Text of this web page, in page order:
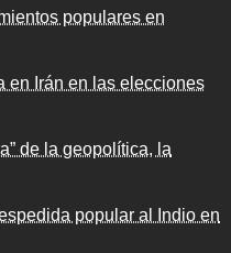
populares en
en Irán en las elecciones
de la geopolítica, la
popular al Indio en